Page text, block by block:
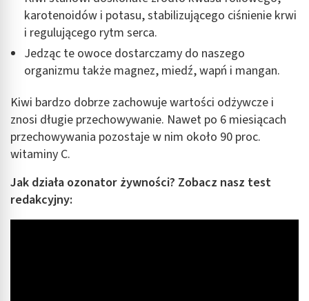
karotenoidów i potasu, stabilizującego ciśnienie krwi
i regulującego rytm serca.
Jedząc te owoce dostarczamy do naszego
organizmu także magnez, miedź, wapń i mangan.
Kiwi bardzo dobrze zachowuje wartości odżywcze i
znosi długie przechowywanie. Nawet po 6 miesiącach
przechowywania pozostaje w nim około 90 proc.
witaminy C.
Jak działa ozonator żywności? Zobacz nasz test
redakcyjny: